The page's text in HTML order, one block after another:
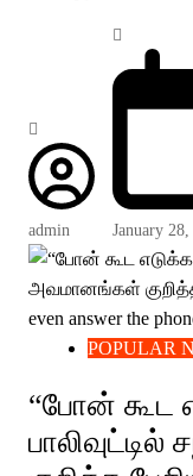
admin January
POPULAR
“போன் கூட